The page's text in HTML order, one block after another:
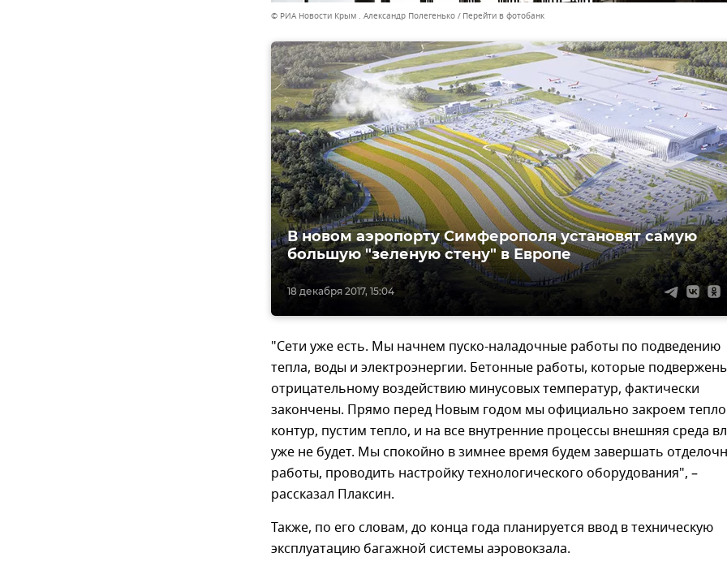
© РИА Новости Крым . Александр Полегенько Перейти в фотобанк
18 декабря 2017, 15:04
В новом аэропорту Симферополя установят самую
большую "зеленую стену" в Европе
"Сети уже есть. Мы начнем пуско-наладочные работы по подведению
тепла, воды и электроэнергии. Бетонные работы, которые
отрицательному воздействию минусовых температур, фактически
закончены. Прямо перед Новым годом мы официально закроем
контур, пустим тепло, и на все внутренние процессы внешняя среда
уже не будет. Мы спокойно в зимнее время будем завершать
работы, проводить настройку технологического оборудования", –
рассказал Плаксин.
Также, по его словам, до конца года планируется ввод в техническую
эксплуатацию багажной системы аэровокзала.